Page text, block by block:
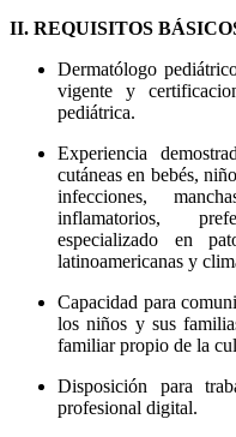
II. REQUISITOS
Dermatólogo
vigente y
pediátrica.
Experiencia
cutáneas en bebés,
infecciones,
inflamatorios,
especializado en
latinoamericanas y
Capacidad para
los niños y sus
familiar propio de la
Disposición para
profesional digital.